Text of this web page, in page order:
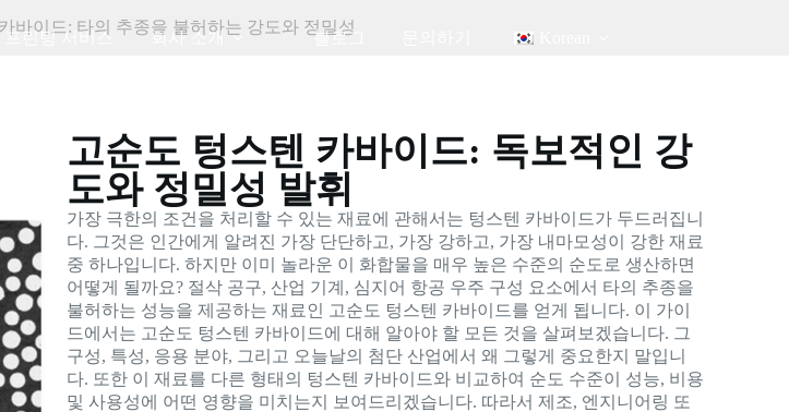
프린팅 서비스 회사 소개 블로그
바이드: 타의 추종을 불허하는 강도와 정밀성
고순도 텅스텐 카바이드: 독보적인 강
도와 정밀성 발휘
가장 극한의 조건을 처리할 수 있는 재료에 관해서는 텅스텐 카바이드가 두드러집니
다. 그것은 인간에게 알려진 가장 단단하고, 가장 강하고, 가장 내마모성이 강한 재료
중 하나입니다. 하지만 이미 놀라운 이 화합물을 매우 높은 수준의 순도로 생산하면
어떻게 될까요? 절삭 공구, 산업 기계, 심지어 항공 우주 구성 요소에서 타의 추종을
불허하는 성능을 제공하는 재료인 고순도 텅스텐 카바이드를 얻게 됩니다. 이 가이
드에서는 고순도 텅스텐 카바이드에 대해 알아야 할 모든 것을 살펴보겠습니다. 그
구성, 특성, 응용 분야, 그리고 오늘날의 첨단 산업에서 왜 그렇게 중요한지 말입니
다. 또한 이 재료를 다른 형태의 텅스텐 카바이드와 비교하여 순도 수준이 성능, 비용
및 사용성에 어떤 영향을 미치는지 보여드리겠습니다. 따라서 제조, 엔지니어링 또